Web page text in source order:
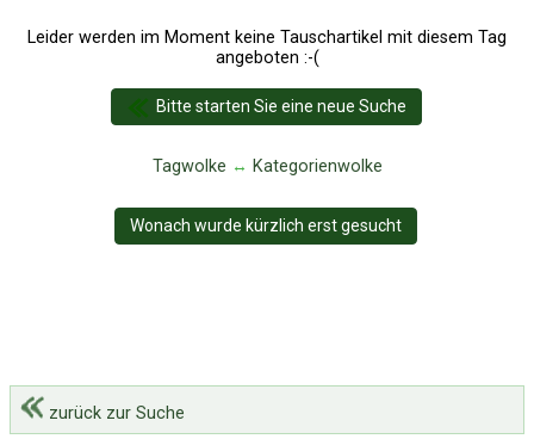
Leider werden im Moment keine Tauschartikel mit diesem Tag
angeboten :-(
Bitte starten Sie eine neue Suche
Tagwolke ↔ Kategorienwolke
Wonach wurde kürzlich erst gesucht
zurück zur Suche